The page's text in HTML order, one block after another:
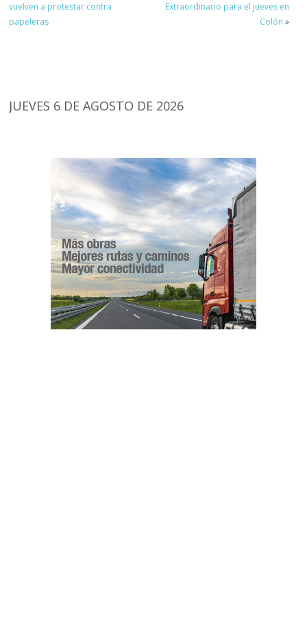
vuelven a protestar contra
papeleras
Extraordinario para el jueves en
Colón »
JUEVES 6 DE AGOSTO DE 2026